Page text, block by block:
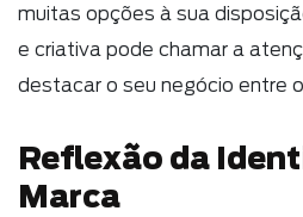
muitas opções à sua
e criativa pode chamar a
destacar o seu negócio entre
Reflexão da
Marca